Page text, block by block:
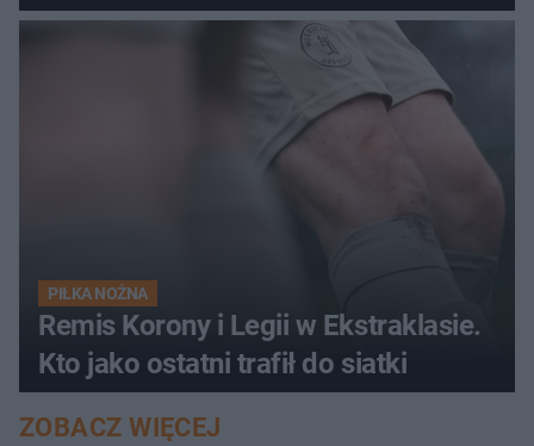
PIŁKA NOŻNA
Remis Korony i Legii w Ekstraklasie.
Kto jako ostatni trafił do siatki
ZOBACZ WIĘCEJ